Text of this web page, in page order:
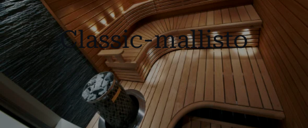
Classic-mallisto